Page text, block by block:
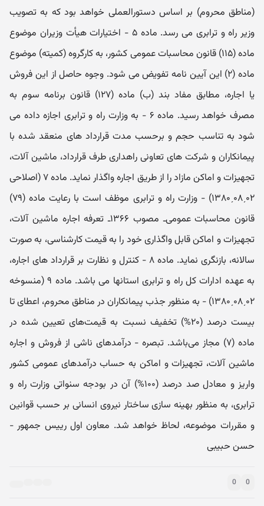
(‌مناطق محروم) بر اساس ‌دستورالعملی خواهد بود که به تصویب
وزیر راه و ترابری می‌ رسد. ماده ۵ - اختیارات هیأت وزیران موضوع
ماده (۱۱۵) قانون محاسبات عمومی کشور، به کارگروه (‌کمیته) موضوع
ماده (۲) این آیین ‌نامه تفویض ‌می‌ شود. وجوه حاصل از این فروش
یا اجاره، مطابق مفاد بند (ب) ماده (۱۲۷) قانون برنامه سوم به
مصرف خواهد رسید. ماده ۶ - به وزارت راه و ترابری اجازه داده می
‌شود به تناسب حجم و برحسب مدت قرارداد های منعقد شده با
پیمانکاران و شرکت‌ های تعاونی ‌راهداری طرف قرارداد، ماشین آلات،
تجهیزات و اماکن مازاد را از طریق اجاره واگذار نماید. ماده ۷ (اصلاحی
۰۲ˏ۰۸ˏ۱۳۸۰) - وزارت راه و ترابری موظف است با رعایت ماده (۷۹)
قانون محاسبات عمومی‌ـ‌ مصوب ۱۳۶۶‌ـ‌ تعرفه اجاره ماشین آلات،
تجهیزات و اماکن قابل واگذاری خود را به قیمت کارشناسی، به صورت
سالانه، ‌بازنگری نماید. ماده ۸ - کنترل و نظارت بر قرارداد های اجاره،
به عهده ادارات کل راه و ترابری استانها می ‌باشد. ماده ۹ (منسوخه
۰۲ˏ۰۸ˏ۱۳۸۰) - به منظور جذب پیمانکاران در مناطق محروم، اعطای تا
بیست درصد (۲۰%) تخفیف نسبت به قیمت‌های تعیین شده در
ماده (۷) مجاز ‌می‌باشد. تبصره - درآمدهای ناشی از فروش و اجاره
ماشین آلات، تجهیزات و اماکن به حساب درآمدهای عمومی کشور
واریز و معادل صد درصد (۱۰۰%)‌ آن در بودجه سنواتی وزارت راه و
ترابری، به منظور بهینه سازی ساختار نیروی انسانی بر حسب قوانین
و مقررات موضوعه، لحاظ خواهد شد. معاون اول رییس جمهور -
‌حسن حبیبی
0
0